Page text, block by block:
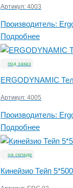
Артикул: 4003
Производитель:
Подробнее
под заказ
ERGODYNAMIC
Артикул: 4005
Производитель:
Подробнее
на складе
Кинейзио Тейп